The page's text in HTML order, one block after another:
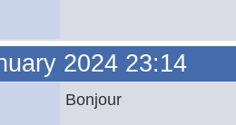
2024 23:14
Bonjour